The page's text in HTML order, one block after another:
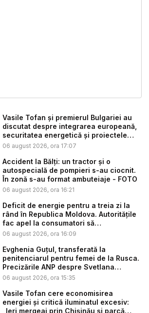
Vasile Tofan și premierul Bulgariei au
discutat despre integrarea europeană,
securitatea energetică și proiectele
co...
06 august 2026, ora 17:07
Accident la Bălți: un tractor și o
autospecială de pompieri s-au ciocnit.
În zonă s-au format ambuteiaje - FOTO
06 august 2026, ora 16:21
Deficit de energie pentru a treia zi la
rând în Republica Moldova. Autoritățile
fac apel la consumatori să
economisea...
06 august 2026, ora 16:09
Evghenia Guțul, transferată la
penitenciarul pentru femei de la Rusca.
Precizările ANP despre Svetlana
Popan...
06 august 2026, ora 15:35
Vasile Tofan cere economisirea
energiei și critică iluminatul excesiv:
„Ieri mergeai prin Chișinău și parcă